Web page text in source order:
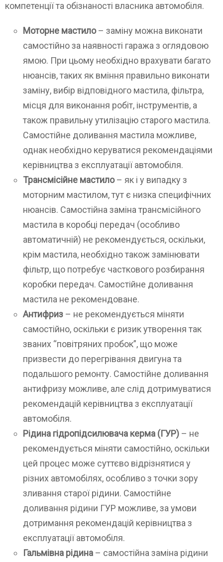
компетенції та обізнаності власника автомобіля.
Моторне мастило– заміну можна виконати
самостійно за наявності гаража з оглядовою
ямою. При цьому необхідно врахувати багато
нюансів, таких як вміння правильно виконати
заміну, вибір відповідного мастила, фільтра,
місця для виконання робіт, інструментів, а
також правильну утилізацію старого мастила.
Самостійне доливання мастила можливе,
однак необхідно керуватися рекомендаціями
керівництва з експлуатації автомобіля.
Трансмісійне мастило– як і у випадку з
моторним мастилом, тут є низка специфічних
нюансів. Самостійна заміна трансмісійного
мастила в коробці передач (особливо
автоматичній) не рекомендується, оскільки,
крім мастила, необхідно також замінювати
фільтр, що потребує часткового розбирання
коробки передач. Самостійне доливання
мастила не рекомендоване.
Антифриз – не рекомендується міняти
самостійно, оскільки є ризик утворення так
званих “повітряних пробок”, що може
призвести до перегрівання двигуна та
подальшого ремонту. Самостійне доливання
антифризу можливе, але слід дотримуватися
рекомендацій керівництва з експлуатації
автомобіля.
Рідина гідропідсилювача керма (ГУР) – не
рекомендується міняти самостійно, оскільки
цей процес може суттєво відрізнятися у
різних автомобілях, особливо з точки зору
зливання старої рідини. Самостійне
доливання рідини ГУР можливе, за умови
дотримання рекомендацій керівництва з
експлуатації автомобіля.
Гальмівна рідина – самостійна заміна рідини